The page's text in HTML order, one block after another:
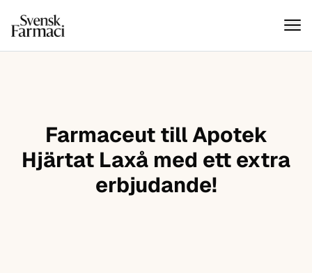
Hoppa till innehåll
Svensk farmaci
Farmaceut till Apotek
Hjärtat Laxå med ett extra
erbjudande!